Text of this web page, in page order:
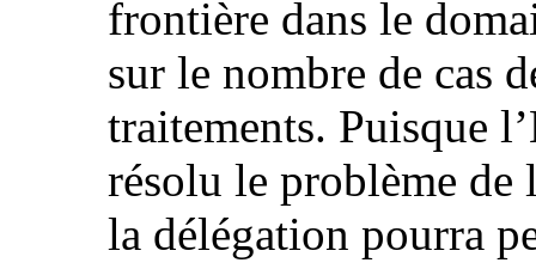
frontière dans le
sur le nombre de cas
traitements. Puisque
résolu le problème de
la délégation pourra